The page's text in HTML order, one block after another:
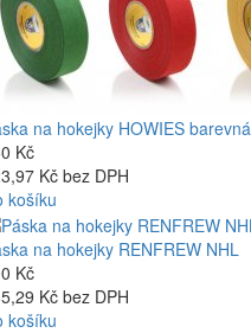
na hokejky HOWIES barevná
Kč
Kč bez DPH
košíku
na hokejky RENFREW NHL
Kč
Kč bez DPH
košíku